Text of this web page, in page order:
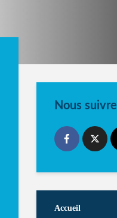
Nous suivre
Accueil